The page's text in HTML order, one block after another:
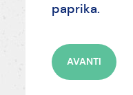
paprika.
AVANTI